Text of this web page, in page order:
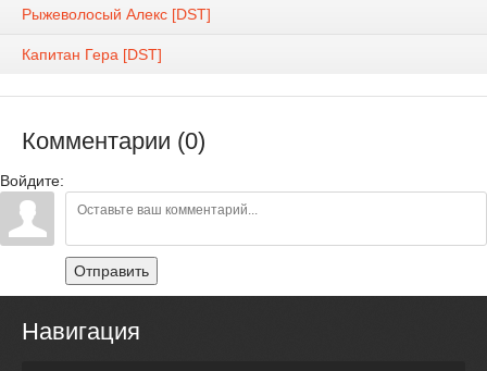
Рыжеволосый Алекс [DST]
Капитан Гера [DST]
Комментарии (0)
Войдите:
Отправить
Навигация